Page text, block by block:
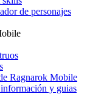
de personajes
Ragnarok Mobile
y guias